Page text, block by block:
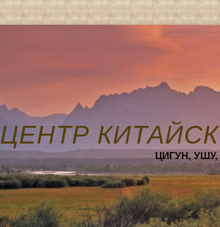
ЦЕНТР
ЦИГУН,